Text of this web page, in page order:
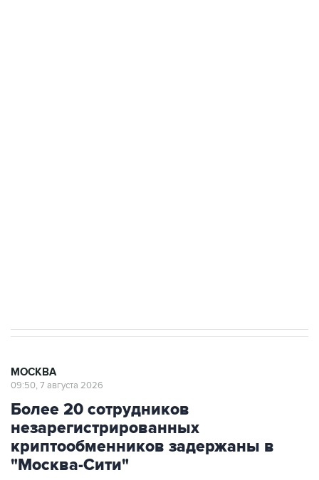
МОСКВА
09:50, 7 августа 2026
Более 20 сотрудников
незарегистрированных
криптообменников задержаны в
"Москва-Сити"